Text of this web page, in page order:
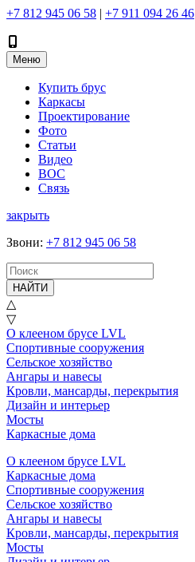
+7 812 945 06 58 | +7 911 094 26 46
Меню
Купить брус
Каркасы
Проектирование
Фото
Статьи
Видео
ВОС
Связь
закрыть
Звони: +7 812 945 06 58
НАЙТИ
△
▽
О клееном брусе LVL
Спортивные сооружения
Сельское хозяйство
Ангары и навесы
Кровли, мансарды, перекрытия
Дизайн и интерьер
Мосты
Каркасные дома
О клееном брусе LVL
Каркасные дома
Спортивные сооружения
Сельское хозяйство
Ангары и навесы
Кровли, мансарды, перекрытия
Мосты